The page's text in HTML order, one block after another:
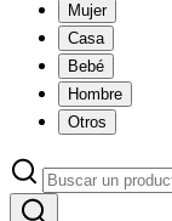
Mujer
Casa
Bebé
Hombre
Otros